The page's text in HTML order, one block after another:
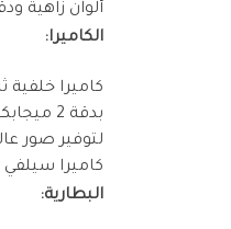
ألوان زاهية
الكاميرا:
بدقة 2 ميجابكسل ،
لتوفير صور
كاميرا سيلفي بدقة 16 ميجابكسل: لصور
البطارية: